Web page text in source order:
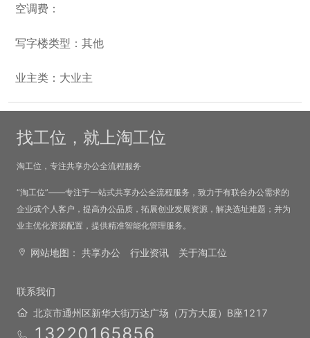
空调费：
写字楼类型：其他
业主类：大业主
找工位，就上淘工位
淘工位，专注共享办公全流程服务
“淘工位”——专注于一站式共享办公全流程服务，致力于有联合办公需求的
企业或个人客户，提高办公品质，拓展创业发展资源，解决选址难题；并为
业主优化资源配置，提供精准智能化管理服务。
网站地图： 共享办公 行业资讯 关于淘工位
联系我们
北京市通州区新华大街万达广场（万方大厦）B座1217
13220165856